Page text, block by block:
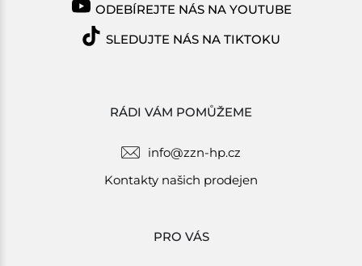
RÁDI VÁM POMŮŽEME
info@zzn-hp.cz
Kontakty našich prodejen
PRO VÁS
ODEBÍREJTE NÁS NA YOUTUBE
SLEDUJTE NÁS NA TIKTOKU